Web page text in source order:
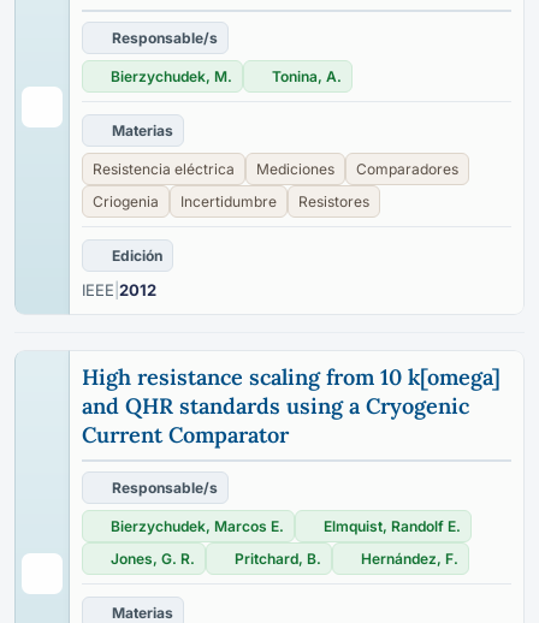
Responsable/s
Bierzychudek, M. Tonina, A.
Materias
Resistencia eléctrica Mediciones
Comparadores
Criogenia
Incertidumbre Resistores
Edición
IEEE 2012
High resistance scaling from 10 k[omega]
and QHR standards using a Cryogenic
Current Comparator
Responsable/s
Bierzychudek, Marcos E.
Elmquist, Randolf E.
Jones, G. R.
Pritchard, B. Hernández, F.
Materias